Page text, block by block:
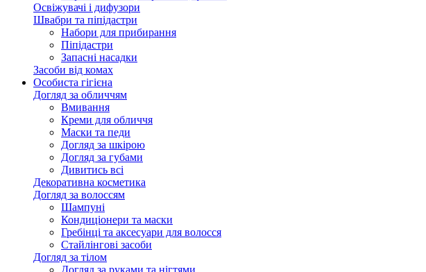
Освіжувачі і дифузори
Швабри та піпідастри
Набори для прибирання
Піпідастри
Запасні насадки
Засоби від комах
Особиста гігієна
Догляд за обличчям
Вмивання
Креми для обличчя
Маски та педи
Догляд за шкірою
Догляд за губами
Дивитись всі
Декоративна косметика
Догляд за волоссям
Шампуні
Кондиціонери та маски
Гребінці та аксесуари для волосся
Стайлінгові засоби
Догляд за тілом
Догляд за руками та нігтями